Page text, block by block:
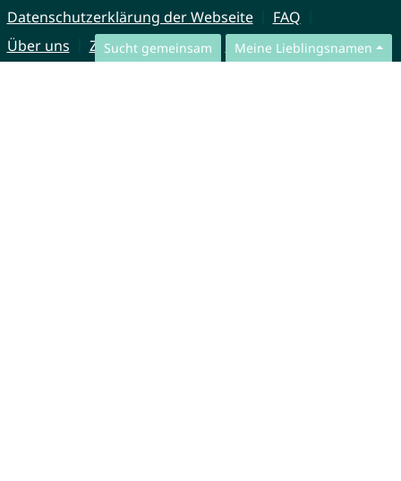
Sucht gemeinsam Meine Lieblingsnamen
Datenschutzerklärung der Webseite
FAQ
Über uns
Zusammenarbeit Impressum